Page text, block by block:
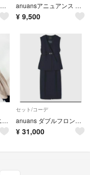
anuans カーディガンニットセットアップ 水色 ライトブルー anuansアニュアンス オフショル リブニット セットアップ エクリュ
¥ 9,500
♡コーデセット♡アニュアンス セルフォード フレイアイディー エイミー好
セット/コーデ
anuans ダブルフロントジレセットワンピース
¥ 31,000